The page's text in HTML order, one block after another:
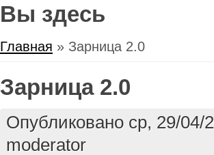
Вы здесь
Главная » Зарница 2.0
Зарница 2.0
Опубликовано ср, 29/04/
moderator